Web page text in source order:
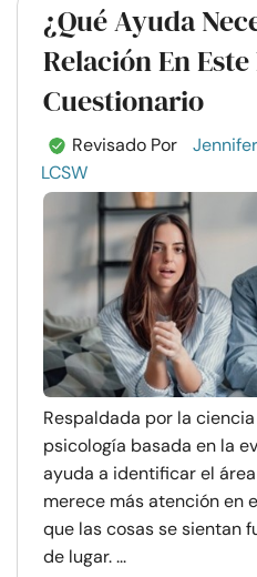
¿Qué Ayuda
Relación En
Cuestionario
Revisado Por
LCSW
Respaldada por la
psicología basada en la
ayuda a identificar el
merece más atención en
que las cosas se sientan
de lugar. ...